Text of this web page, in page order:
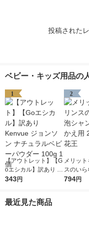
投稿された
ベビー・キッズ用品の
1
【アウトレット】【G
oエシカル】訳あり K
envue ジョンソン ナ
343円
2
メリッ
スのい
プー つ
794円
最近見た商品